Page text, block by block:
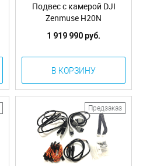
Подвес с камерой DJI
Zenmuse H20N
1 919 990 руб.
В КОРЗИНУ
Предзаказ